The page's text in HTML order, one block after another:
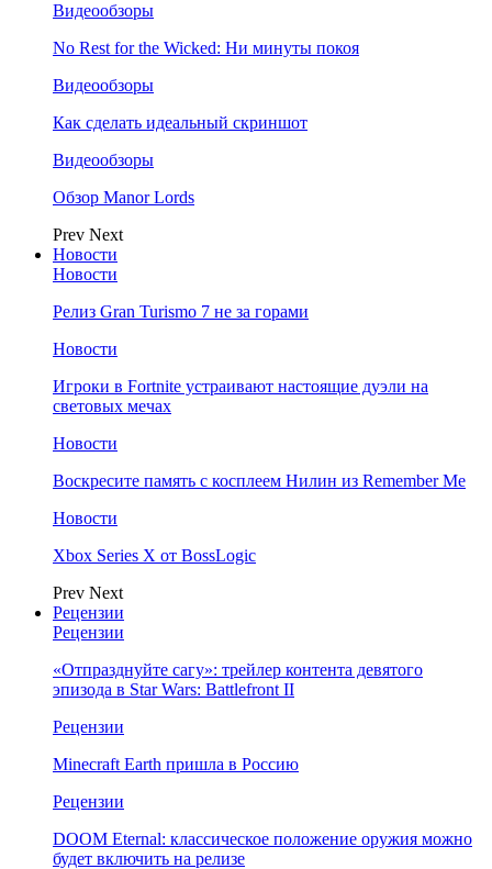
Видеообзоры
No Rest for the Wicked: Ни минуты покоя
Видеообзоры
Как сделать идеальный скриншот
Видеообзоры
Обзор Manor Lords
Prev Next
Новости
Новости
Релиз Gran Turismo 7 не за горами
Новости
Игроки в Fortnite устраивают настоящие дуэли на
световых мечах
Новости
Воскресите память с косплеем Нилин из Remember Me
Новости
Xbox Series X от BossLogic
Prev Next
Рецензии
Рецензии
«Отпразднуйте сагу»: трейлер контента девятого
эпизода в Star Wars: Battlefront II
Рецензии
Minecraft Earth пришла в Россию
Рецензии
DOOM Eternal: классическое положение оружия можно
будет включить на релизе